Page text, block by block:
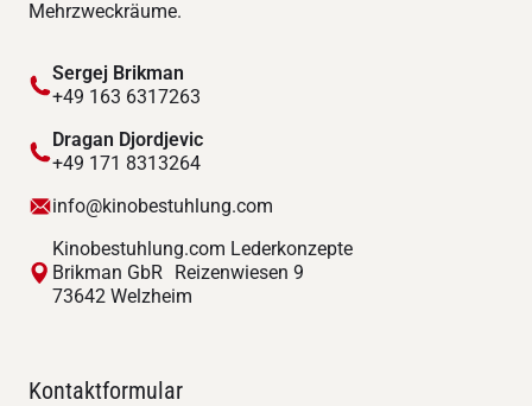
Mehrzweckräume.
Sergej Brikman
+49 163 6317263
Dragan Djordjevic
+49 171 8313264
info@kinobestuhlung.com
Kinobestuhlung.com Lederkonzepte
Brikman GbR Reizenwiesen 9
73642 Welzheim
Kontaktformular